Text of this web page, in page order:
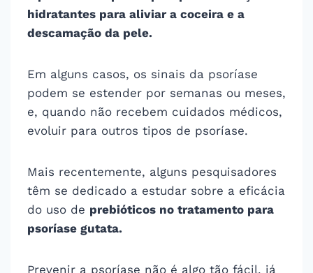
hidratantes para aliviar a coceira e a
descamação da pele.
Em alguns casos, os sinais da psoríase
podem se estender por semanas ou meses,
e, quando não recebem cuidados médicos,
evoluir para outros tipos de psoríase.
Mais recentemente, alguns pesquisadores
têm se dedicado a estudar sobre a eficácia
do uso de prebióticos no tratamento para
psoríase gutata.
Prevenir a psoríase não é algo tão fácil, já